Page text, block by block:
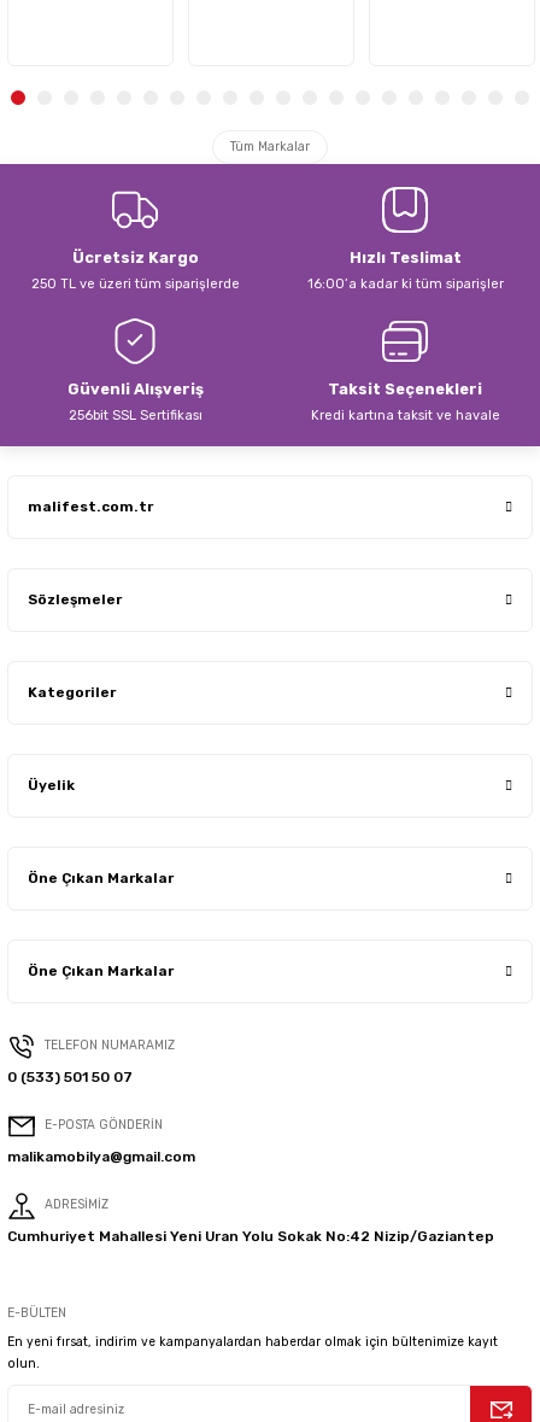
Tüm Markalar
Ücretsiz Kargo
250 TL ve üzeri tüm siparişlerde
Hızlı Teslimat
16:00’a kadar ki tüm siparişler
Güvenli Alışveriş
256bit SSL Sertifikası
Taksit Seçenekleri
Kredi kartına taksit ve havale
malifest.com.tr
Sözleşmeler
Kategoriler
Üyelik
Öne Çıkan Markalar
Öne Çıkan Markalar
TELEFON NUMARAMIZ
0 (533) 501 50 07
E-POSTA GÖNDERİN
malikamobilya@gmail.com
ADRESİMİZ
Cumhuriyet Mahallesi Yeni Uran Yolu Sokak No:42 Nizip/Gaziantep
E-BÜLTEN
En yeni fırsat, indirim ve kampanyalardan haberdar olmak için bültenimize kayıt
olun.